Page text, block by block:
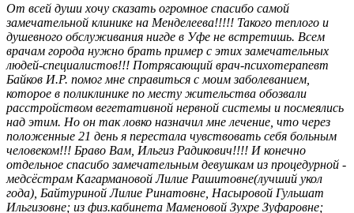
От всей души хочу сказать огромное спасибо самой
замечательной клинике на Менделеева!!!!! Такого теплого и
душевного обслуживания нигде в Уфе не встретишь. Всем
врачам города нужно брать пример с этих замечательных
людей-специалистов!!! Потрясающий врач-психотерапевт
Байков И.Р. помог мне справиться с моим заболеванием,
которое в поликлинике по месту жительства обозвали
расстройством вегетативной нервной системы и посмеялись
над этим. Но он так ловко назначил мне лечение, что через
положенные 21 день я перестала чувствовать себя больным
человеком!!! Браво Вам, Ильгиз Радикович!!!! И конечно
отдельное спасибо замечательным девушкам из процедурной -
медсёстрам Кагармановой Лилие Рашитовне(лучший укол
года), Байтуриной Лилие Ринатовне, Насыровой Гульшат
Ильгизовне; из физ.кабинета Маменовой Зухре Зуфаровне;